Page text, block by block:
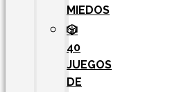
MIEDOS
🎲
40
JUEGOS
DE